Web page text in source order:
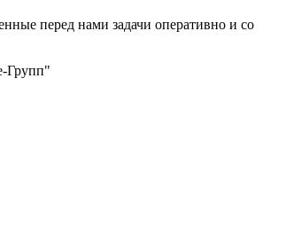
перед нами задачи оперативно и со
Групп"